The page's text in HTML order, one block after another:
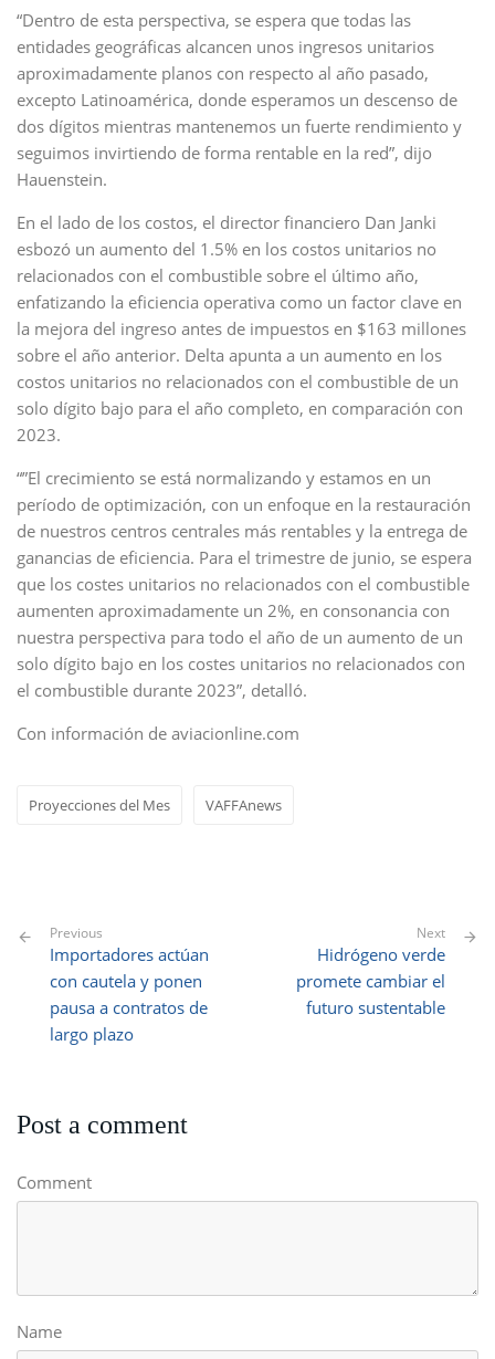
“Dentro de esta perspectiva, se espera que todas las
entidades geográficas alcancen unos ingresos unitarios
aproximadamente planos con respecto al año pasado,
excepto Latinoamérica, donde esperamos un descenso de
dos dígitos mientras mantenemos un fuerte rendimiento y
seguimos invirtiendo de forma rentable en la red”, dijo
Hauenstein.
En el lado de los costos, el director financiero Dan Janki
esbozó un aumento del 1.5% en los costos unitarios no
relacionados con el combustible sobre el último año,
enfatizando la eficiencia operativa como un factor clave en
la mejora del ingreso antes de impuestos en $163 millones
sobre el año anterior. Delta apunta a un aumento en los
costos unitarios no relacionados con el combustible de un
solo dígito bajo para el año completo, en comparación con
2023.
“”El crecimiento se está normalizando y estamos en un
período de optimización, con un enfoque en la restauración
de nuestros centros centrales más rentables y la entrega de
ganancias de eficiencia. Para el trimestre de junio, se espera
que los costes unitarios no relacionados con el combustible
aumenten aproximadamente un 2%, en consonancia con
nuestra perspectiva para todo el año de un aumento de un
solo dígito bajo en los costes unitarios no relacionados con
el combustible durante 2023”, detalló.
Con información de aviacionline.com
Proyecciones del Mes VAFFAnews
Previous
Importadores actúan
con cautela y ponen
pausa a contratos de
largo plazo
Next
Hidrógeno verde
promete cambiar el
futuro sustentable
Post a comment
Comment
Name